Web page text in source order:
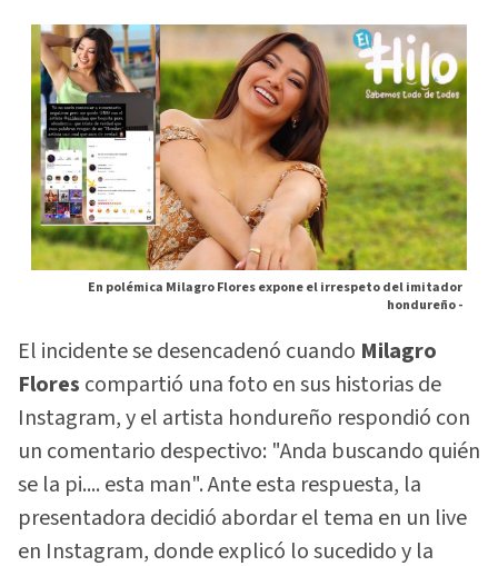
En polémica Milagro Flores expone el irrespeto del imitador
hondureño -
El incidente se desencadenó cuando Milagro
Flores compartió una foto en sus historias de
Instagram, y el artista hondureño respondió con
un comentario despectivo: "Anda buscando quién
se la pi.... esta man". Ante esta respuesta, la
presentadora decidió abordar el tema en un live
en Instagram, donde explicó lo sucedido y la